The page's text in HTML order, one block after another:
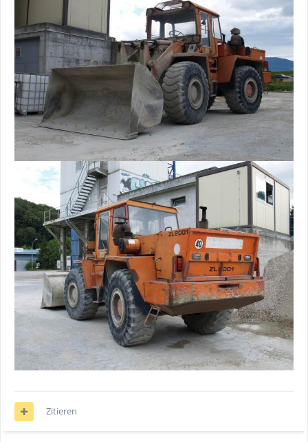
Zitieren